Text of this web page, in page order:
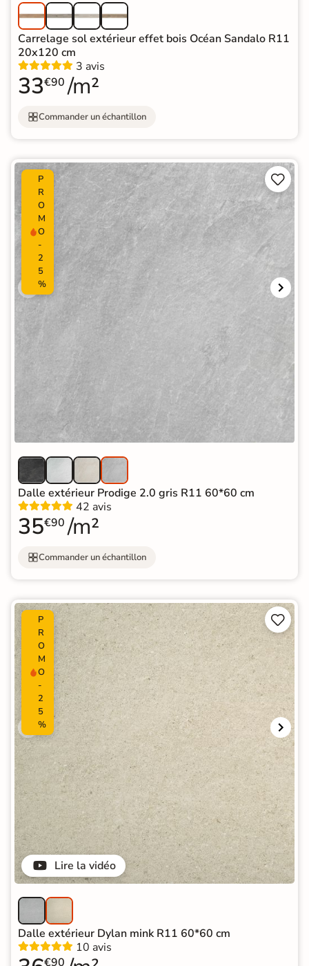
Carrelage sol extérieur effet bois Océan Sandalo R11
20x120 cm
3 avis
33€90 /m²
Commander un échantillon
P
R
O
M
O
-
2
5
%


Dalle extérieur Prodige 2.0 gris R11 60*60 cm
42 avis
35€90 /m²
Commander un échantillon
Lire la vidéo
P
R
O
M
O
-
2
5
%


Dalle extérieur Dylan mink R11 60*60 cm
10 avis
€90